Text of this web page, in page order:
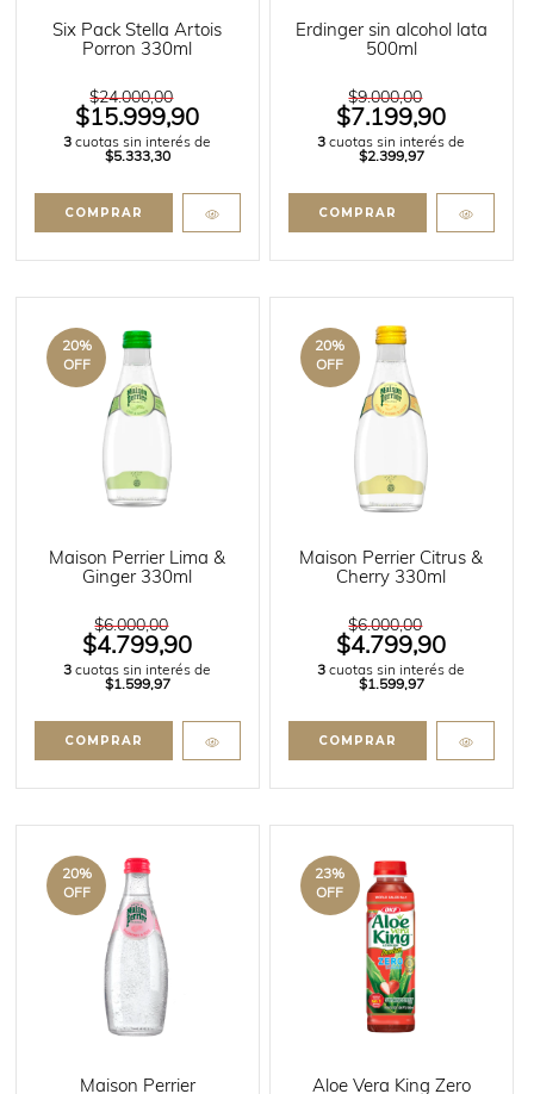
Six Pack Stella Artois
Porron 330ml
$24.000,00
$15.999,90
3 cuotas sin interés de
$5.333,30
Erdinger sin alcohol lata
500ml
$9.000,00
$7.199,90
3 cuotas sin interés de
$2.399,97
20%
OFF
Maison Perrier Lima &
Ginger 330ml
$6.000,00
$4.799,90
3 cuotas sin interés de
$1.599,97
20%
OFF
Maison Perrier Citrus &
Cherry 330ml
$6.000,00
$4.799,90
3 cuotas sin interés de
$1.599,97
20%
OFF
Maison Perrier
23%
OFF
Aloe Vera King Zero